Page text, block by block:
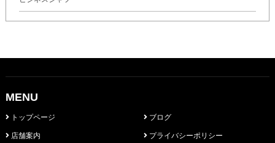
MENU
トップページ
店舗案内
ブログ
プライバシーポリシー